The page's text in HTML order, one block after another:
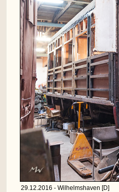
29.12.2016 - Wilhelmshaven [D]